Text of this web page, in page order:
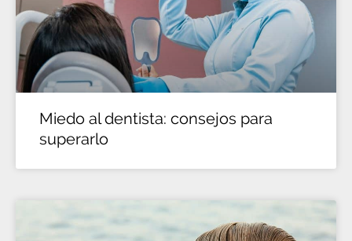
Miedo al dentista: consejos para
superarlo